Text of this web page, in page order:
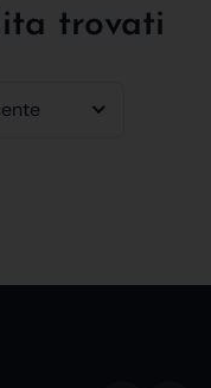
trovati